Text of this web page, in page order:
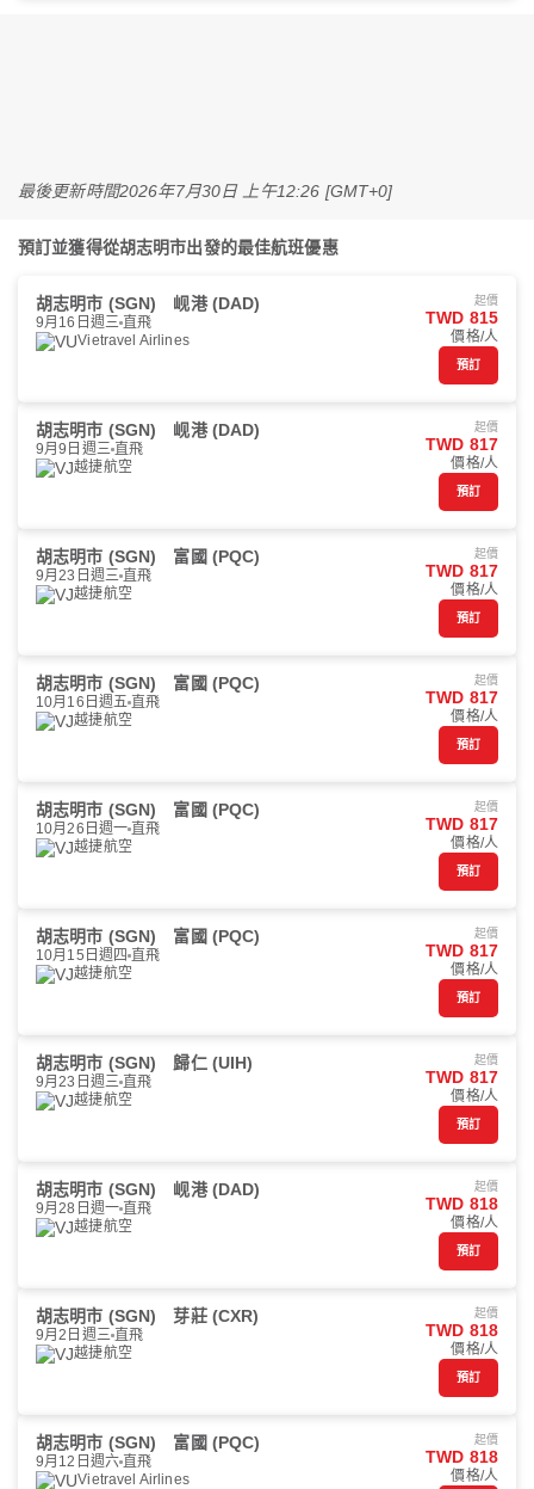
最後更新時間2026年7月30日 上午12:26 [GMT+0]
預訂並獲得從胡志明市出發的最佳航班優惠
胡志明市 (SGN) 岘港 (DAD)
9月16日週三 直飛
Vietravel Airlines
起價
TWD 815
價格/人
預訂
胡志明市 (SGN) 岘港 (DAD)
9月9日週三 直飛
越捷航空
起價
TWD 817
價格/人
預訂
胡志明市 (SGN) 富國 (PQC)
9月23日週三 直飛
越捷航空
起價
TWD 817
價格/人
預訂
胡志明市 (SGN) 富國 (PQC)
10月16日週五 直飛
越捷航空
起價
TWD 817
價格/人
預訂
胡志明市 (SGN) 富國 (PQC)
10月26日週一 直飛
越捷航空
起價
TWD 817
價格/人
預訂
胡志明市 (SGN) 富國 (PQC)
10月15日週四 直飛
越捷航空
起價
TWD 817
價格/人
預訂
胡志明市 (SGN) 歸仁 (UIH)
9月23日週三 直飛
越捷航空
起價
TWD 817
價格/人
預訂
胡志明市 (SGN) 岘港 (DAD)
9月28日週一 直飛
越捷航空
起價
TWD 818
價格/人
預訂
胡志明市 (SGN) 芽莊 (CXR)
9月2日週三 直飛
越捷航空
起價
TWD 818
價格/人
預訂
胡志明市 (SGN) 富國 (PQC)
9月12日週六 直飛
Vietravel Airlines
起價
TWD 818
價格/人